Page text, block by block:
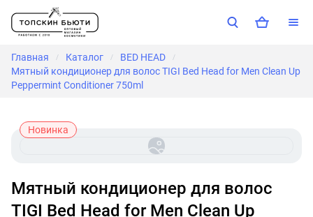
Главная / Каталог / BED HEAD /
Мятный кондиционер для волос TIGI Bed Head for Men Clean Up
Peppermint Conditioner 750ml
Новинка
Мятный кондиционер для волос
TIGI Bed Head for Men Clean Up